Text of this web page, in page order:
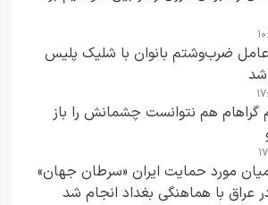
عامل ضرب‌وشتم بانوان با شلیک پلیس
شد
گراهام هم نتوانست چشمانش را باز
مورد حمایت ایران «سرطان جهان»
عراق با هماهنگی بغداد انجام شد